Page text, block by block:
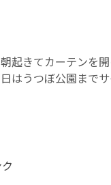
きてカーテンを開
はうつぼ公園まで